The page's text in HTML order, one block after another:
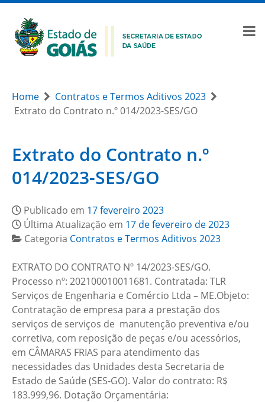
Home
Contratos e Termos Aditivos 2023
Extrato do Contrato n.º 014/2023-SES/GO
Extrato do Contrato n.º
014/2023-SES/GO
Publicado em 17 fevereiro 2023
Última Atualização em 17 de fevereiro de 2023
Categoria Contratos e Termos Aditivos 2023
EXTRATO DO CONTRATO Nº 14/2023-SES/GO.
Processo nº: 202100010011681. Contratada: TLR
Serviços de Engenharia e Comércio Ltda – ME.Objeto:
Contratação de empresa para a prestação dos
serviços de serviços de manutenção preventiva e/ou
corretiva, com reposição de peças e/ou acessórios,
em CÂMARAS FRIAS para atendimento das
necessidades das Unidades desta Secretaria de
Estado de Saúde (SES-GO). Valor do contrato: R$
183.999,96. Dotação Orçamentária: